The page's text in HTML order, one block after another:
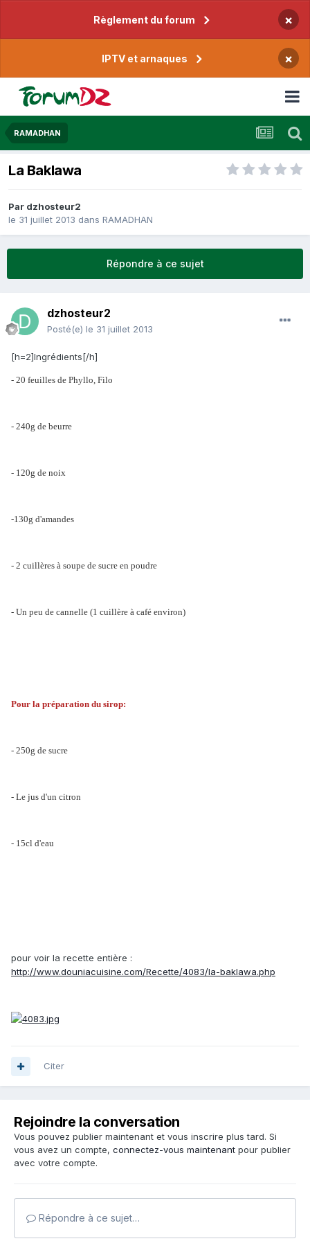
Règlement du forum ×
IPTV et arnaques ×
RAMADHAN
La Baklawa
Par dzhosteur2
le 31 juillet 2013 dans RAMADHAN
Répondre à ce sujet
dzhosteur2
Posté(e) le 31 juillet 2013
[h=2]Ingrédients[/h]
- 20 feuilles de Phyllo, Filo
- 240g de beurre
- 120g de noix
-130g d'amandes
- 2 cuillères à soupe de sucre en poudre
- Un peu de cannelle (1 cuillère à café environ)
Pour la préparation du sirop:
- 250g de sucre
- Le jus d'un citron
- 15cl d'eau
pour voir la recette entière :
http://www.douniacuisine.com/Recette/4083/la-baklawa.php
Citer
Rejoindre la conversation
Vous pouvez publier maintenant et vous inscrire plus tard. Si
vous avez un compte, connectez-vous maintenant pour publier
avec votre compte.
Répondre à ce sujet…